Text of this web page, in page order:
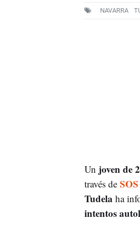
NAVARRA
Un joven de
través de
Tudela ha
intentos